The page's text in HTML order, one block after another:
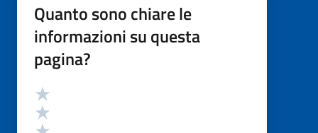
Quanto sono chiare le
informazioni su questa
pagina?
Valutazione